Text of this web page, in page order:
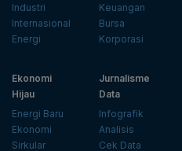
Industri
Internasional
Energi
Keuangan
Bursa
Korporasi
Ekonomi
Hijau
Energi Baru
Ekonomi
Sirkular
Jurnalisme
Data
Infografik
Analisis
Cek Data